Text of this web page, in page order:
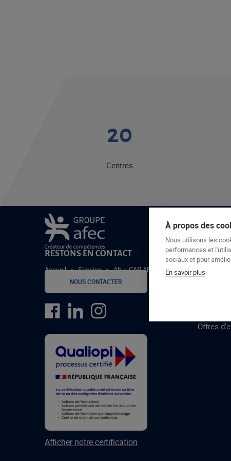
Le groupe Afec
Accueil > Session > Alt – CAP AEPE Beauvais : août 2022 –
20
Centres
RESTONS EN CONTACT
NOUS CONTACTER
Afficher notre certification
Offres
À propos des
Nous utilisons les
performances et
sociaux et pour
En savoir plus